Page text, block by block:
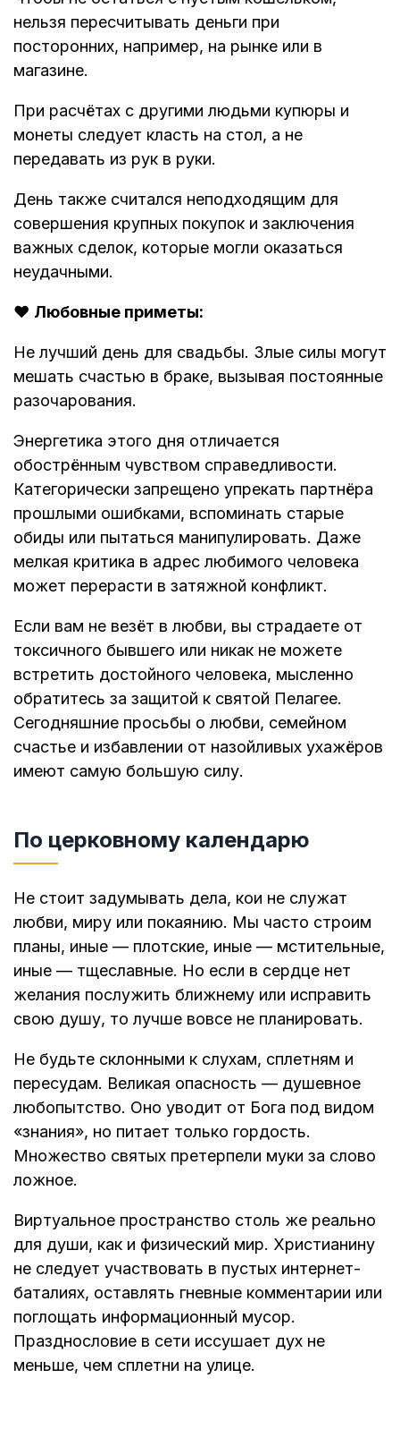
нельзя пересчитывать деньги при
посторонних, например, на рынке или в
магазине.
При расчётах с другими людьми купюры и
монеты следует класть на стол, а не
передавать из рук в руки.
День также считался неподходящим для
совершения крупных покупок и заключения
важных сделок, которые могли оказаться
неудачными.
❤️ Любовные приметы:
Не лучший день для свадьбы. Злые силы могут
мешать счастью в браке, вызывая постоянные
разочарования.
Энергетика этого дня отличается
обострённым чувством справедливости.
Категорически запрещено упрекать партнёра
прошлыми ошибками, вспоминать старые
обиды или пытаться манипулировать. Даже
мелкая критика в адрес любимого человека
может перерасти в затяжной конфликт.
Если вам не везёт в любви, вы страдаете от
токсичного бывшего или никак не можете
встретить достойного человека, мысленно
обратитесь за защитой к святой Пелагее.
Сегодняшние просьбы о любви, семейном
счастье и избавлении от назойливых ухажёров
имеют самую большую силу.
По церковному календарю
Не стоит задумывать дела, кои не служат
любви, миру или покаянию. Мы часто строим
планы, иные — плотские, иные — мстительные,
иные — тщеславные. Но если в сердце нет
желания послужить ближнему или исправить
свою душу, то лучше вовсе не планировать.
Не будьте склонными к слухам, сплетням и
пересудам. Великая опасность — душевное
любопытство. Оно уводит от Бога под видом
«знания», но питает только гордость.
Множество святых претерпели муки за слово
ложное.
Виртуальное пространство столь же реально
для души, как и физический мир. Христианину
не следует участвовать в пустых интернет-
баталиях, оставлять гневные комментарии или
поглощать информационный мусор.
Празднословие в сети иссушает дух не
меньше, чем сплетни на улице.